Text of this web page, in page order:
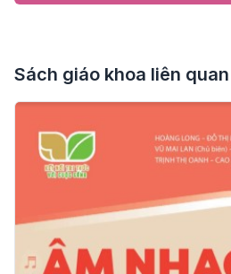
Sách giáo khoa liên quan